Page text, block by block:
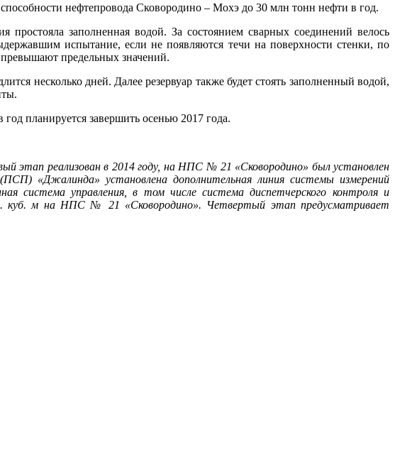
нефтепровода Сковородино – Мохэ до 30 млн тонн нефти в год.
заполненная водой. За состоянием сварных соединений велось
испытание, если не появляются течи на поверхности стенки, по
предельных значений.
несколько дней. Далее резервуар также будет стоять заполненный водой,
планируется завершить осенью 2017 года.
этап реализован в 2014 году, на НПС № 21 «Сковородино» был установлен
«Джалинда» установлена дополнительная линия системы измерений
система управления, в том числе система диспетчерского контроля и
куб. м на НПС № 21 «Сковородино». Четвертый этап предусматривает